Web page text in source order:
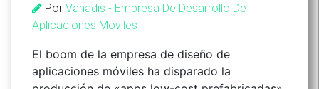
Por Vanadis - Empresa De Desarrollo De
Aplicaciones Moviles
El boom de la empresa de diseño de
aplicaciones móviles ha disparado la